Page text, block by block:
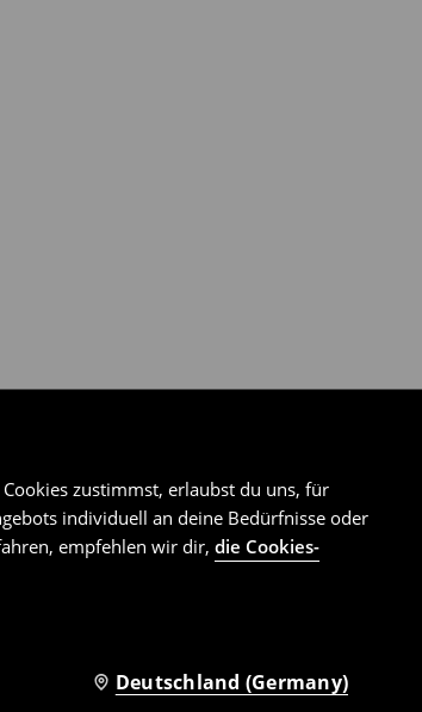
zustimmst, erlaubst du uns, für
individuell an deine Bedürfnisse oder
empfehlen wir dir, die Cookies-
Deutschland (Germany)